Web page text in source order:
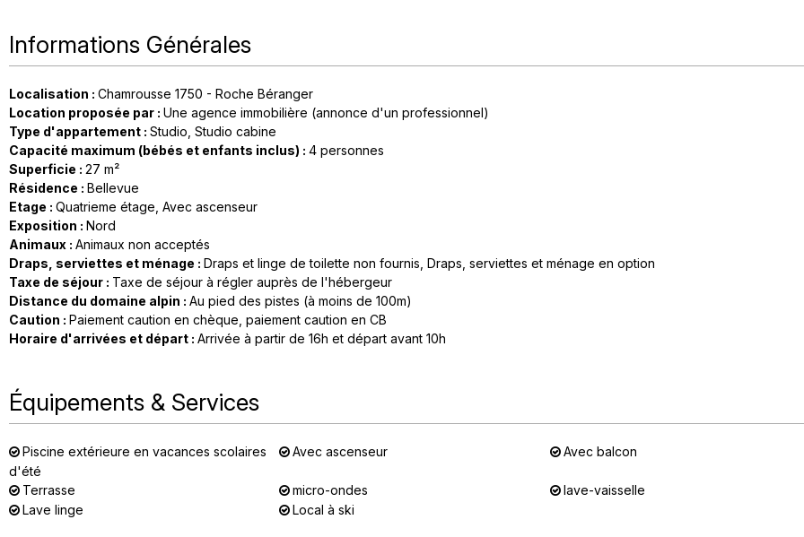
Informations Générales
Localisation : Chamrousse 1750 - Roche Béranger
Location proposée par : Une agence immobilière (annonce d'un professionnel)
Type d'appartement : Studio Studio cabine
Capacité maximum (bébés et enfants inclus) : 4 personnes
Superficie : 27 m²
Résidence : Bellevue
Etage : Quatrieme étage Avec ascenseur
Exposition : Nord
Animaux : Animaux non acceptés
Draps, serviettes et ménage : Draps et linge de toilette non fournis Draps, serviettes et ménage en option
Taxe de séjour : Taxe de séjour à régler auprès de l'hébergeur
Distance du domaine alpin : Au pied des pistes (à moins de 100m)
Caution : Paiement caution en chèque paiement caution en CB
Horaire d'arrivées et départ : Arrivée à partir de 16h et départ avant 10h
Équipements & Services
Piscine extérieure en vacances scolaires
d'été
Avec ascenseur Avec balcon
Terrasse micro-ondes
lave-vaisselle
Lave linge
Local à ski